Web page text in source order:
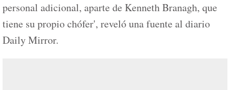
personal adicional, aparte de Kenneth Branagh, que
tiene su propio chófer', reveló una fuente al diario
Daily Mirror.